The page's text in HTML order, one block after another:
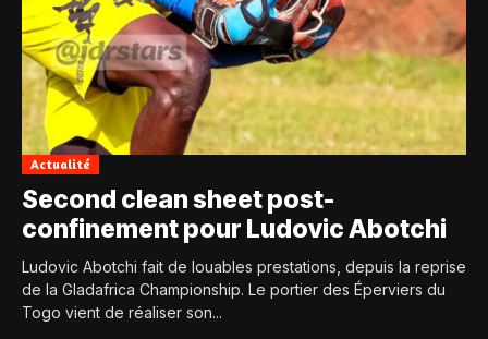
Actualité
Second clean sheet post-
confinement pour Ludovic Abotchi
Ludovic Abotchi fait de louables prestations, depuis la reprise
de la Gladafrica Championship. Le portier des Éperviers du
Togo vient de réaliser son...